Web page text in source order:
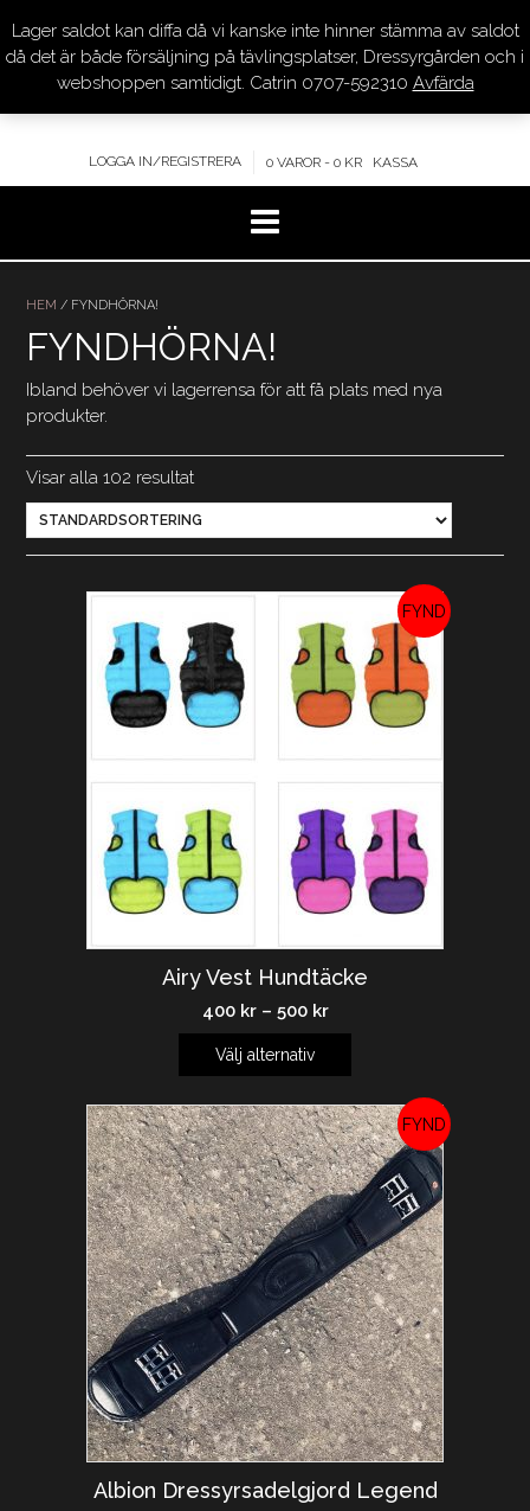
innehåll
DRESSYR.COM
KVALITET – KOMPETENS – SERVICE
LOGGA IN/REGISTRERA 0 VAROR - 0 KR KASSA
HEM / FYNDHÖRNA!
FYNDHÖRNA!
Ibland behöver vi lagerrensa för att få plats med nya
produkter.
Visar alla 102 resultat
REA!
Airy Vest Hundtäcke
400 kr– 500 kr
Välj alternativ
REA!
Albion Dressyrsadelgjord Legend
Lager saldot kan diffa då vi kanske inte hinner stämma av saldot
då det är både försäljning på tävlingsplatser, Dressyrgården och i
webshoppen samtidigt. Catrin 0707-592310 Avfärda